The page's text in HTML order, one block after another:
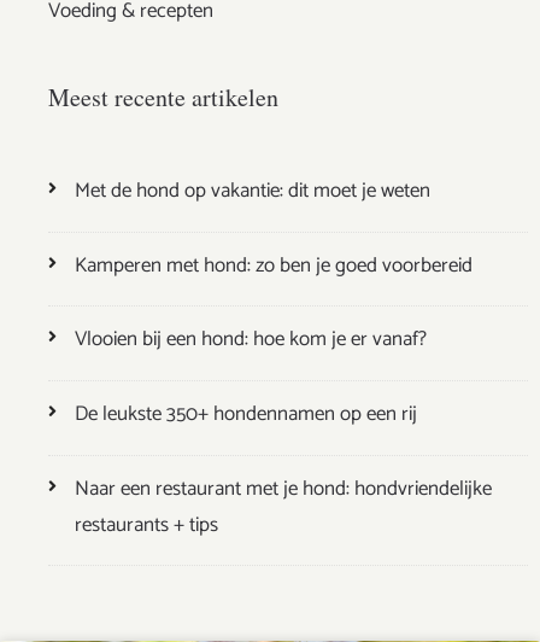
Voeding & recepten
Meest recente artikelen
Met de hond op vakantie: dit moet je weten
Kamperen met hond: zo ben je goed voorbereid
Vlooien bij een hond: hoe kom je er vanaf?
De leukste 350+ hondennamen op een rij
Naar een restaurant met je hond: hondvriendelijke
restaurants + tips